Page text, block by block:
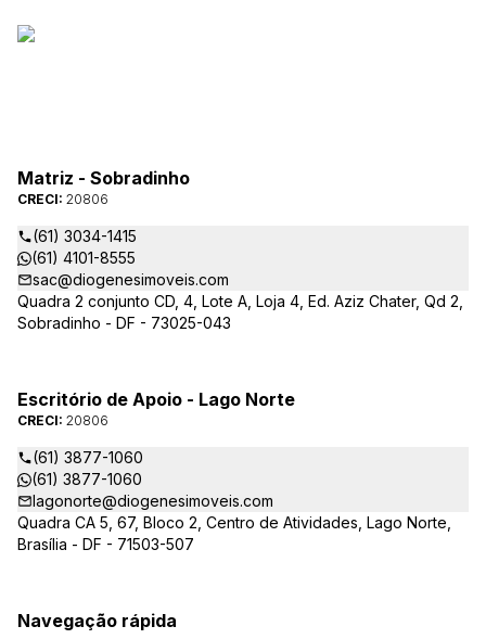
Matriz - Sobradinho
CRECI: 20806
(61) 3034-1415
(61) 4101-8555
sac@diogenesimoveis.com
Quadra 2 conjunto CD, 4, Lote A, Loja 4, Ed. Aziz Chater, Qd 2,
Sobradinho - DF - 73025-043
Escritório de Apoio - Lago Norte
CRECI: 20806
(61) 3877-1060
(61) 3877-1060
lagonorte@diogenesimoveis.com
Quadra CA 5, 67, Bloco 2, Centro de Atividades, Lago Norte,
Brasília - DF - 71503-507
Navegação rápida